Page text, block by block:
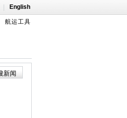
| English
航运工具